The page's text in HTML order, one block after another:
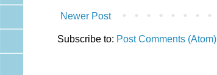
Newer Post
Subscribe to: Post Comments (Atom)